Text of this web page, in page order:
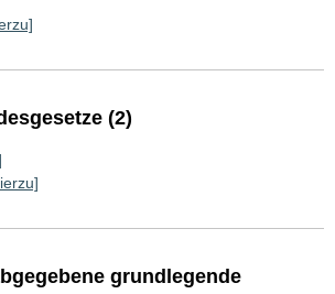
(2)
grundlegende